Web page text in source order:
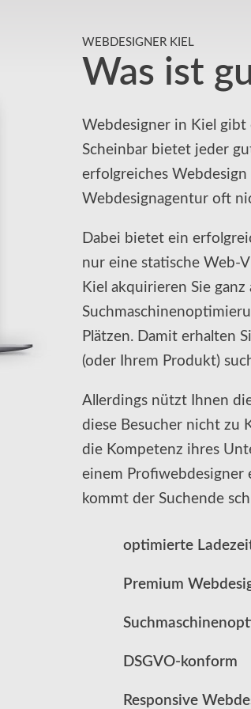
WEBDESIGNER KIEL
Was ist
Webdesigner in Kiel gibt
Scheinbar bietet jeder
erfolgreiches
Webdesignagentur oft
Dabei bietet ein
nur eine statische Web-
Kiel akquirieren Sie
Plätzen. Damit erhalten
(oder Ihrem Produkt)
Allerdings nützt Ihnen
diese Besucher nicht zu
die Kompetenz ihres
einem
kommt der Suchende
optimierte
Premium
DSGVO-konform
Responsive